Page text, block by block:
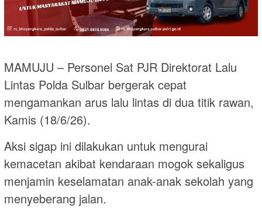
MAMUJU – Personel Sat PJR Direktorat Lalu
Lintas Polda Sulbar bergerak cepat
mengamankan arus lalu lintas di dua titik rawan,
Kamis (18/6/26).
Aksi sigap ini dilakukan untuk mengurai
kemacetan akibat kendaraan mogok sekaligus
menjamin keselamatan anak-anak sekolah yang
menyeberang jalan.